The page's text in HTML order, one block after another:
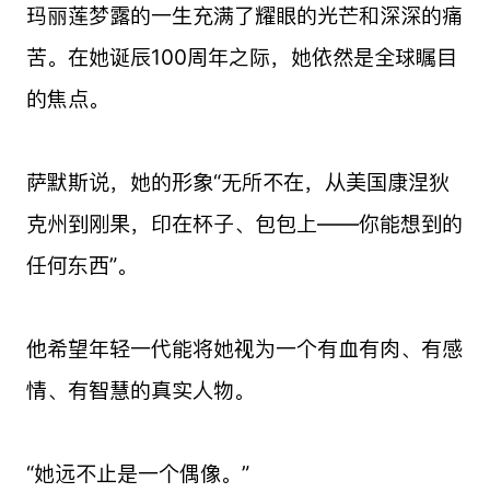
玛丽莲梦露的一生充满了耀眼的光芒和深深的痛
苦。在她诞辰100周年之际，她依然是全球瞩目
的焦点。
萨默斯说，她的形象“无所不在，从美国康涅狄
克州到刚果，印在杯子、包包上——你能想到的
任何东西”。
他希望年轻一代能将她视为一个有血有肉、有感
情、有智慧的真实人物。
“她远不止是一个偶像。”